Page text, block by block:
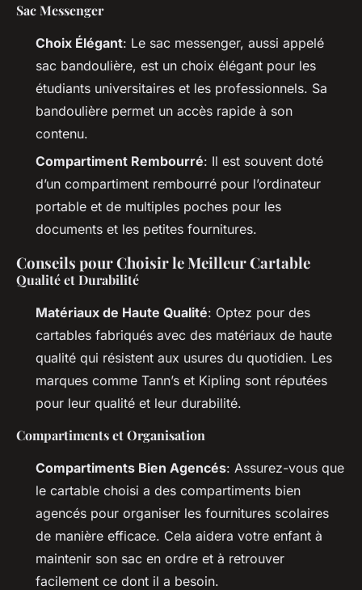
Sac Messenger
Choix Élégant: Le sac messenger, aussi appelé
sac bandoulière, est un choix élégant pour les
étudiants universitaires et les professionnels. Sa
bandoulière permet un accès rapide à son
contenu.
Compartiment Rembourré: Il est souvent doté
d’un compartiment rembourré pour l’ordinateur
portable et de multiples poches pour les
documents et les petites fournitures.
Conseils pour Choisir le Meilleur Cartable
Qualité et Durabilité
Matériaux de Haute Qualité: Optez pour des
cartables fabriqués avec des matériaux de haute
qualité qui résistent aux usures du quotidien. Les
marques comme Tann’s et Kipling sont réputées
pour leur qualité et leur durabilité.
Compartiments et Organisation
Compartiments Bien Agencés: Assurez-vous que
le cartable choisi a des compartiments bien
agencés pour organiser les fournitures scolaires
de manière efficace. Cela aidera votre enfant à
maintenir son sac en ordre et à retrouver
facilement ce dont il a besoin.